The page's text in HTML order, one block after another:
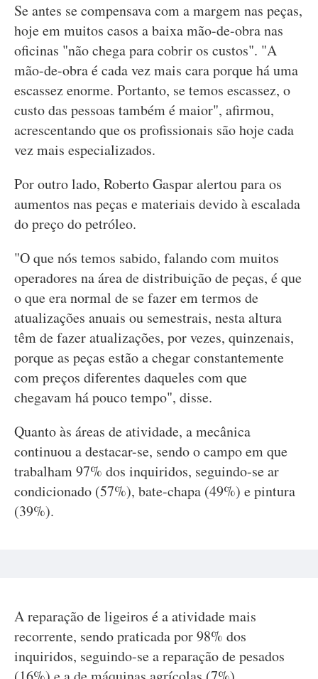
Se antes se compensava com a margem nas peças,
hoje em muitos casos a baixa mão-de-obra nas
oficinas "não chega para cobrir os custos". "A
mão-de-obra é cada vez mais cara porque há uma
escassez enorme. Portanto, se temos escassez, o
custo das pessoas também é maior", afirmou,
acrescentando que os profissionais são hoje cada
vez mais especializados.
Por outro lado, Roberto Gaspar alertou para os
aumentos nas peças e materiais devido à escalada
do preço do petróleo.
"O que nós temos sabido, falando com muitos
operadores na área de distribuição de peças, é que
o que era normal de se fazer em termos de
atualizações anuais ou semestrais, nesta altura
têm de fazer atualizações, por vezes, quinzenais,
porque as peças estão a chegar constantemente
com preços diferentes daqueles com que
chegavam há pouco tempo", disse.
Quanto às áreas de atividade, a mecânica
continuou a destacar-se, sendo o campo em que
trabalham 97% dos inquiridos, seguindo-se ar
condicionado (57%), bate-chapa (49%) e pintura
(39%).
A reparação de ligeiros é a atividade mais
recorrente, sendo praticada por 98% dos
inquiridos, seguindo-se a reparação de pesados